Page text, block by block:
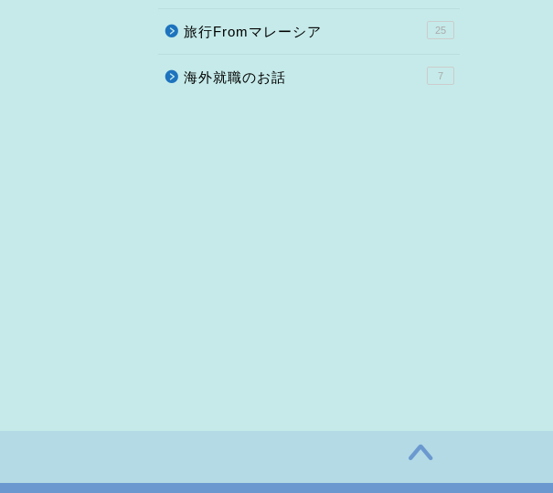
旅行Fromマレーシア 25
海外就職のお話 7